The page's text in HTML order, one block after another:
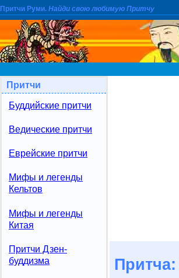
Притчи Руми. Найди свою любимую Притчу
Притчи
Буддийские притчи
Ведические притчи
Еврейские притчи
Мифы и легенды
Кельтов
Мифы и легенды
Китая
Притчи Дзен-
буддизма